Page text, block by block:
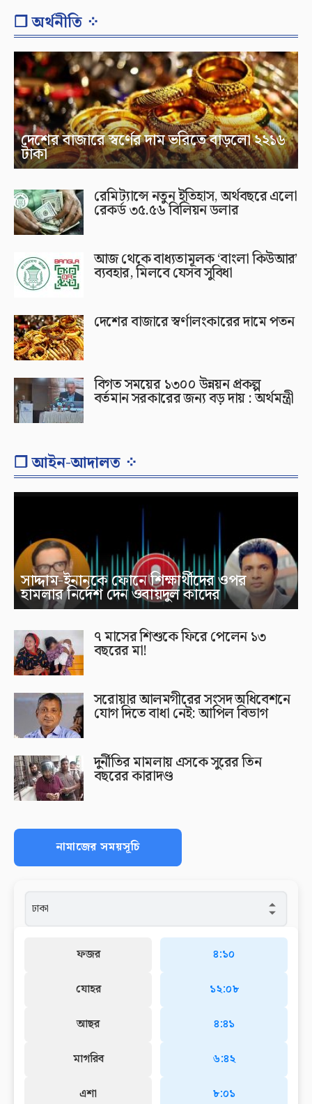
❐ অর্থনীতি ⁘
দেশের বাজারে স্বর্ণের দাম ভরিতে বাড়লো ২২১৬
টাকা
রেমিট্যান্সে নতুন ইতিহাস, অর্থবছরে এলো
রেকর্ড ৩৫.৫৬ বিলিয়ন ডলার
আজ থেকে বাধ্যতামূলক ‘বাংলা কিউআর’
ব্যবহার, মিলবে যেসব সুবিধা
দেশের বাজারে স্বর্ণালংকারের দামে পতন
বিগত সময়ের ১৩০০ উন্নয়ন প্রকল্প
বর্তমান সরকারের জন্য বড় দায় : অর্থমন্ত্রী
❐ আইন-আদালত ⁘
সাদ্দাম-ইনানকে ফোনে শিক্ষার্থীদের ওপর
হামলার নির্দেশ দেন ওবায়দুল কাদের
৭ মাসের শিশুকে ফিরে পেলেন ১৩
বছরের মা!
সরোয়ার আলমগীরের সংসদ অধিবেশনে
যোগ দিতে বাধা নেই: আপিল বিভাগ
দুর্নীতির মামলায় এসকে সুরের তিন
বছরের কারাদণ্ড
নামাজের সময়সূচি
ফজর
যোহর
আছর
মাগরিব
এশা
৪:১০
১২:০৮
৪:৪১
৬:৪২
৮:০১